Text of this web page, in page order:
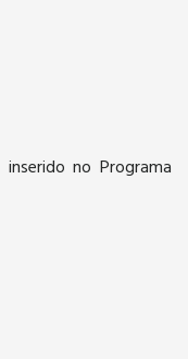
inserido no Programa